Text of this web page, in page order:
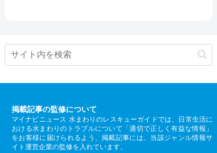
掲載記事の監修について
マイナビニュース 水まわりのレスキューガイドでは、日常生活に
おける水まわりのトラブルについて「適切で正しく有益な情報」
をお客様に届けられるよう、掲載記事には、当該ジャンル情報サ
イト運営企業の監修を入れています。